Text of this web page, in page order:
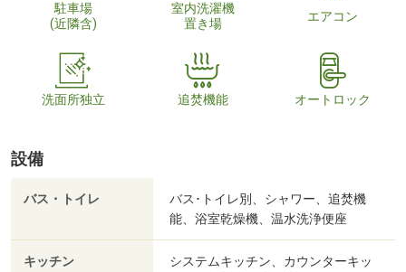
駐車場
(近隣含)
室内洗濯機
置き場
エアコン
洗面所独立 追焚機能 オートロック
設備
バス・トイレ
バス･トイレ別、シャワー、追焚機
能、浴室乾燥機、温水洗浄便座
キッチン
システムキッチン、カウンターキッ